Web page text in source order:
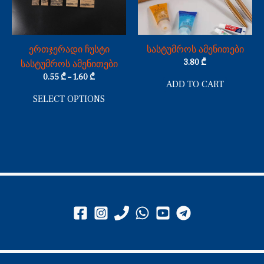
ერთჯერადი ჩუსტი
სასტუმროს ამენითები
0.55₾–1.60₾
SELECT OPTIONS
be
chosen
სასტუმროს ამენითები
3.80₾
ADD TO CART